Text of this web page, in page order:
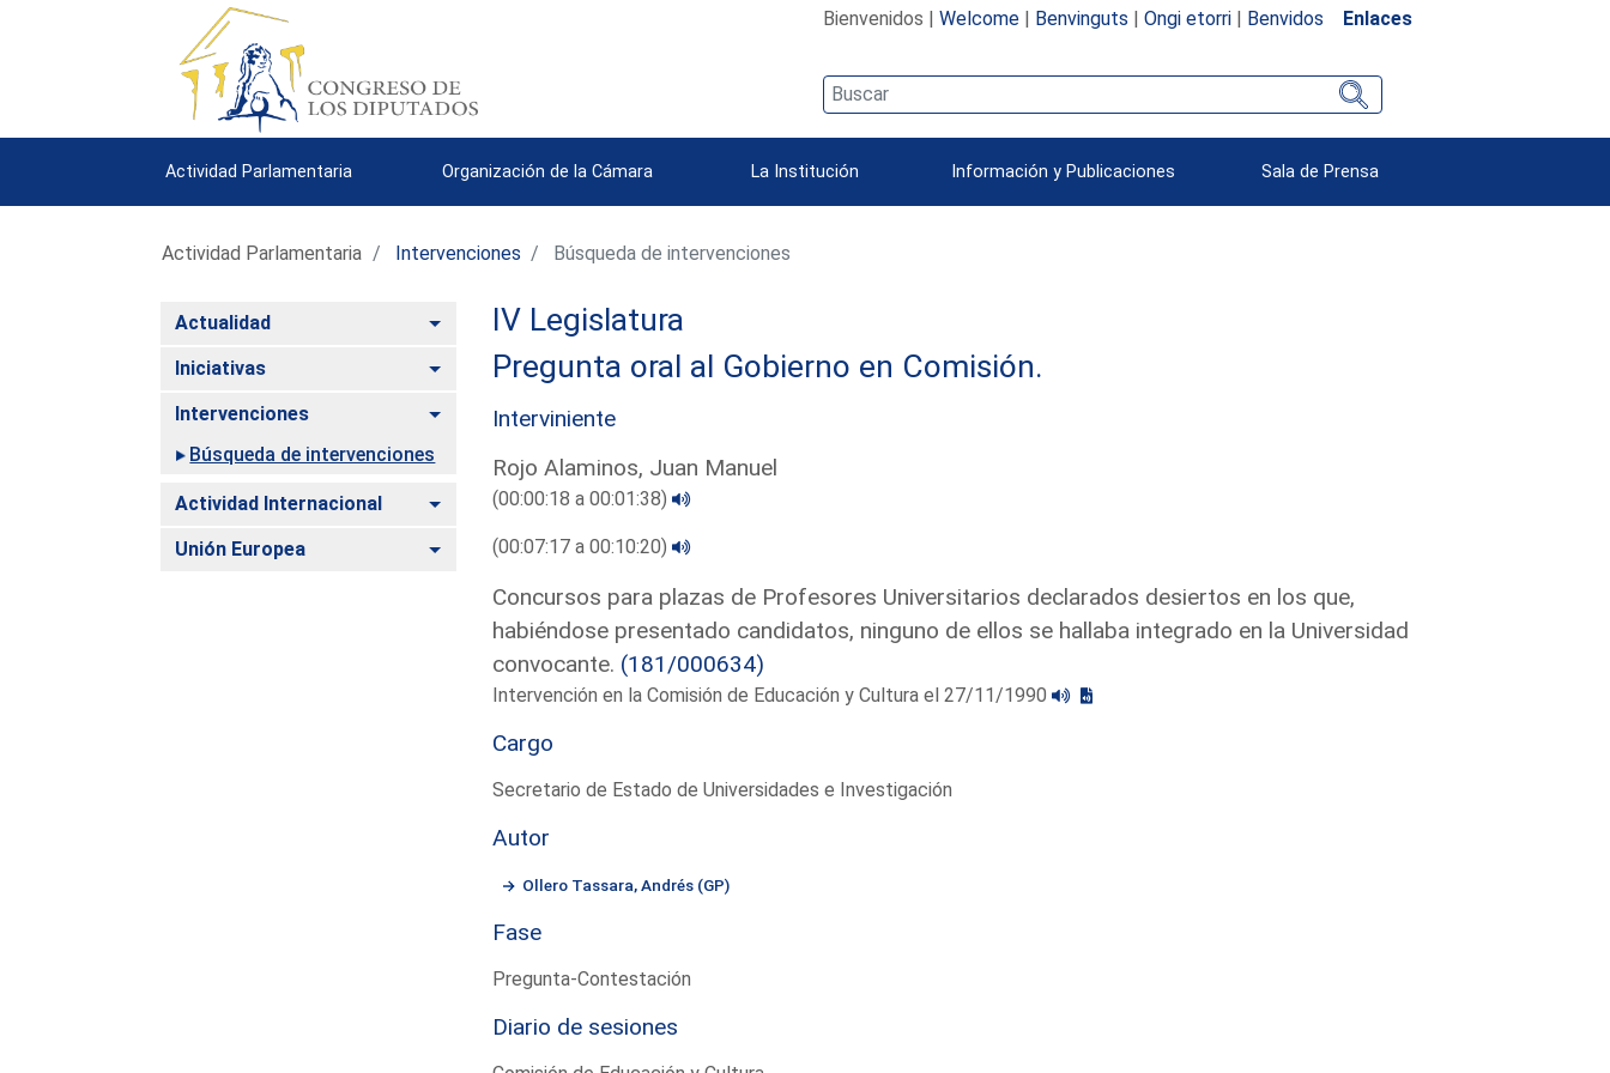
Bienvenidos | Welcome| Benvinguts | Ongi etorri| Benvidos Enlaces
Actividad Parlamentaria Organización de la Cámara La Institución Información y Publicaciones Sala de Prensa
Actividad Parlamentaria Intervenciones Búsqueda de intervenciones
Actualidad Alternar
Iniciativas Alternar
Intervenciones
Alternar
Búsqueda de intervenciones
Actividad Internacional Alternar
Unión Europea Alternar
IV Legislatura
Pregunta oral al Gobierno en Comisión.
Interviniente
Rojo Alaminos, Juan Manuel
(00:00:18 a 00:01:38)
(00:07:17 a 00:10:20)
Concursos para plazas de Profesores Universitarios declarados desiertos en los que,
habiéndose presentado candidatos, ninguno de ellos se hallaba integrado en la Universidad
convocante. (181/000634)
Intervención en la Comisión de Educación y Cultura el 27/11/1990
Cargo
Secretario de Estado de Universidades e Investigación
Autor
Ollero Tassara, Andrés (GP)
Fase
Pregunta-Contestación
Diario de sesiones